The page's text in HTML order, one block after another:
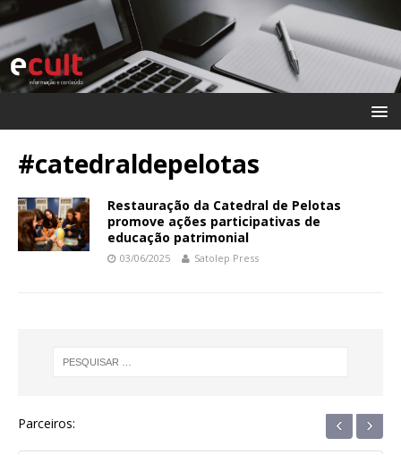
#catedraldepelotas
Restauração da Catedral de Pelotas
promove ações participativas de
educação patrimonial
03/06/2025 Satolep Press
Parceiros: ‹ ›